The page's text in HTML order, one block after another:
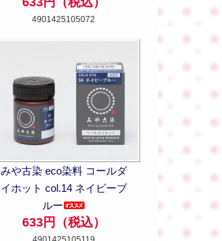
4901425105072
みや古染 eco染料 コールダ
イホット col.14 ネイビーブ
ルー
633円（税込）